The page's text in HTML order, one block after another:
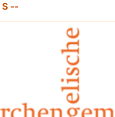
S --